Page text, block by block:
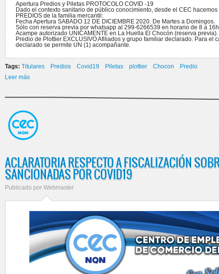
Apertura Predios y Piletas PROTOCOLO COVID -19
Dado el contexto sanitario de público conocimiento, desde el CEC
PREDIOS de la familia mercantil:
Fecha Apertura SABADO 12 DE DICIEMBRE 2020. De Martes a Domingos.
Sólo con reserva previa por whatsapp al 299-6266539 en horario de 8 a
Acampe autorizado UNICAMENTE en La Huella El Chocón (reserva previa).
Predio de Plottier EXCLUSIVO Afiliados y grupo familiar declarado. Para el
declarado se permite UN (1) acompañante.
Tags: Titulares Predios Covid19 Piletas plottier Chocon
Predio
Leer más
ACLARATORIA RESPECTO A FISCALIZACIÓN
SANCIONADAS POR COVID19
Publicado por Webmaster